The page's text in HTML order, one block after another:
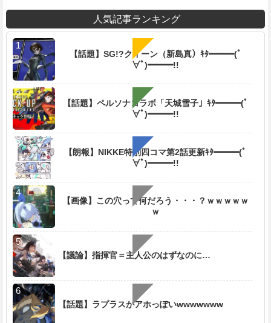
人気記事ランキング
【話題】SG!?クイーン（新島真）ｷﾀ━━━(ﾟ
∀ﾟ)━━━!!
【話題】ペルソナコラボ「天城雪子」ｷﾀ━━━(ﾟ
∀ﾟ)━━━!!
【朗報】NIKKE特別四コマ第2話更新ｷﾀ━━━(ﾟ
∀ﾟ)━━━!!
【画像】この穴って何だろう・・・？ｗｗｗｗｗ
ｗ
【議論】指揮官＝主人公のはずなのに…
【話題】ラプラスがアホっぽいwwwwwww